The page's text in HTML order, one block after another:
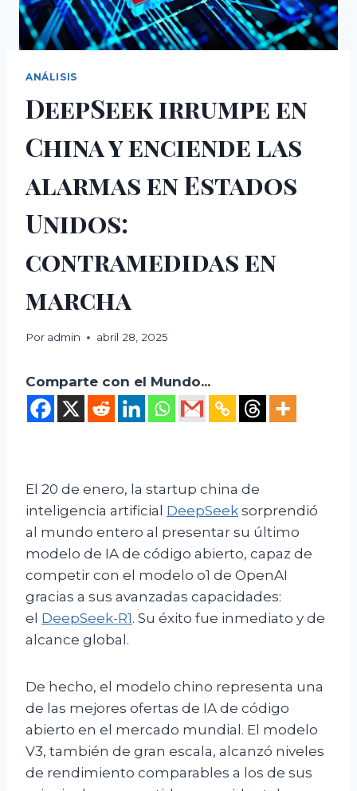
ANÁLISIS
DeepSeek irrumpe en
China y enciende las
alarmas en Estados
Unidos:
contramedidas en
marcha
Por admin abril 28, 2025
Comparte con el Mundo...
El 20 de enero, la startup china de
inteligencia artificial DeepSeek sorprendió
al mundo entero al presentar su último
modelo de IA de código abierto, capaz de
competir con el modelo o1 de OpenAI
gracias a sus avanzadas capacidades:
el DeepSeek-R1. Su éxito fue inmediato y de
alcance global.
De hecho, el modelo chino representa una
de las mejores ofertas de IA de código
abierto en el mercado mundial. El modelo
V3, también de gran escala, alcanzó niveles
de rendimiento comparables a los de sus